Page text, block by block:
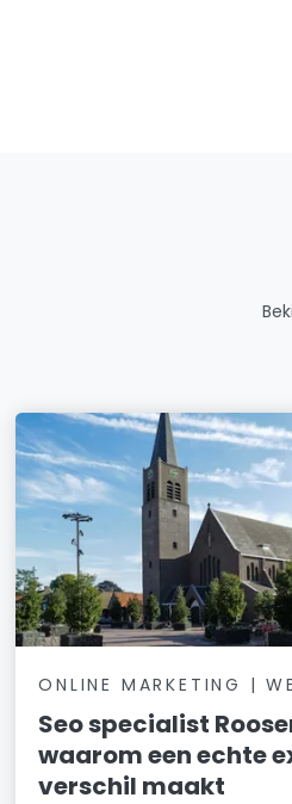
ONLINE MARKETING |
Seo specialist
waarom een echte
verschil maakt